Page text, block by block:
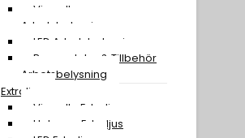
Visa all
Arbetsbelysning
LED Arbetsbelysning
Reservdelar & Tillbehör
Arbetsbelysning
Extraljus
Visa alla Extraljus
Halogen Extraljus